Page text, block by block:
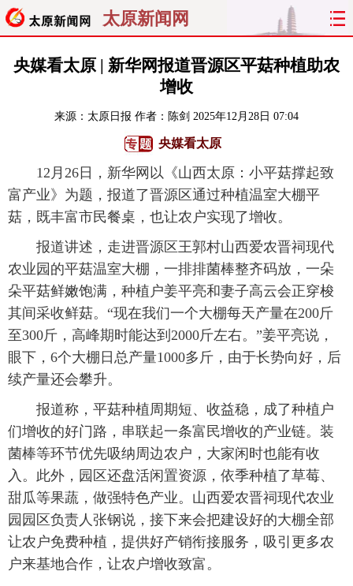
太原新闻网
首页 聚焦 太原 山西
曝光 综合
旅游 理财 政务 教育
看天下 晋月读 最太原
太原日报 太原晚报 热评
央媒看太原 | 新华网报道晋源区平菇种植助农
增收
来源： 太原日报 作者：陈剑 2025年12月28日 07:04
央媒看太原
12月26日，新华网以《山西太原：小平菇撑起致
富产业》为题，报道了晋源区通过种植温室大棚平
菇，既丰富市民餐桌，也让农户实现了增收。
报道讲述，走进晋源区王郭村山西爱农晋祠现代
农业园的平菇温室大棚，一排排菌棒整齐码放，一朵
朵平菇鲜嫩饱满，种植户姜平亮和妻子高云会正穿梭
其间采收鲜菇。“现在我们一个大棚每天产量在200斤
至300斤，高峰期时能达到2000斤左右。”姜平亮说，
眼下，6个大棚日总产量1000多斤，由于长势向好，后
续产量还会攀升。
报道称，平菇种植周期短、收益稳，成了种植户
们增收的好门路，串联起一条富民增收的产业链。装
菌棒等环节优先吸纳周边农户，大家闲时也能有收
入。此外，园区还盘活闲置资源，依季种植了草莓、
甜瓜等果蔬，做强特色产业。山西爱农晋祠现代农业
园园区负责人张钢说，接下来会把建设好的大棚全部
让农户免费种植，提供好产销衔接服务，吸引更多农
户来基地合作，让农户增收致富。